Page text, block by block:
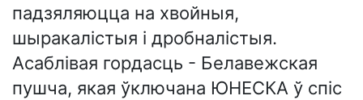
падзяляюцца на хвойныя,
шыракалістыя і дробналістыя.
Асаблівая гордасць - Белавежская
пушча, якая ўключана ЮНЕСКА ў спіс